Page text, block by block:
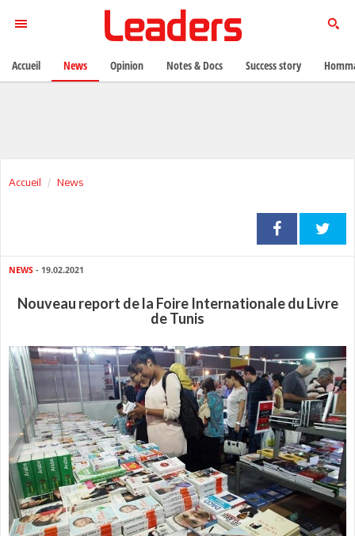
Accueil News
NEWS - 19.02.2021
Nouveau report de la Foire Internationale du Livre
de Tunis
Accueil News Opinion Notes & Docs Success story